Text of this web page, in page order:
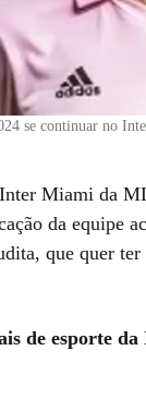
se continuar no
Miami da
da equipe
que quer
de esporte